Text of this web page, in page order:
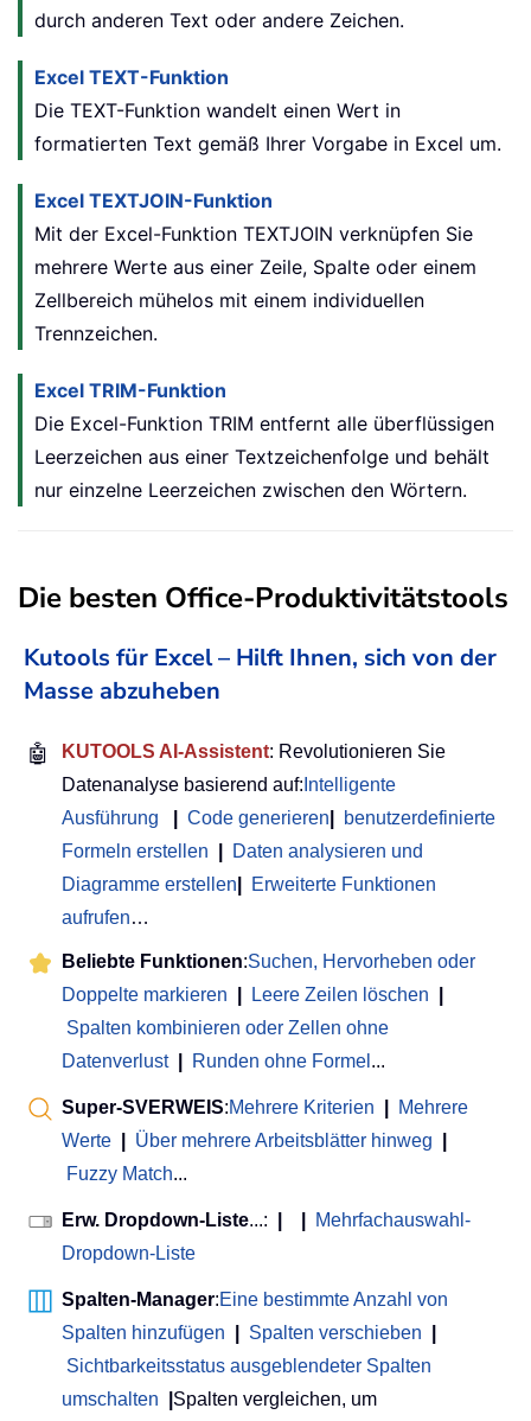
durch anderen Text oder andere Zeichen.
Excel TEXT-Funktion
Die TEXT-Funktion wandelt einen Wert in
formatierten Text gemäß Ihrer Vorgabe in Excel um.
Excel TEXTJOIN-Funktion
Mit der Excel-Funktion TEXTJOIN verknüpfen Sie
mehrere Werte aus einer Zeile, Spalte oder einem
Zellbereich mühelos mit einem individuellen
Trennzeichen.
Excel TRIM-Funktion
Die Excel-Funktion TRIM entfernt alle überflüssigen
Leerzeichen aus einer Textzeichenfolge und behält
nur einzelne Leerzeichen zwischen den Wörtern.
Die besten Office-Produktivitätstools
Kutools für Excel – Hilft Ihnen, sich von der
Masse abzuheben
🤖 KUTOOLS AI-Assistent: Revolutionieren Sie
Datenanalyse basierend auf: Intelligente
Ausführung
Code generieren
benutzerdefinierte
Formeln erstellen
Daten analysieren und
Diagramme erstellen
Erweiterte Funktionen
aufrufen…
Beliebte Funktionen:Suchen, Hervorheben oder
Doppelte markieren
Leere Zeilen löschen
Spalten kombinieren oder Zellen ohne
Datenverlust
Runden ohne Formel ...
Super-SVERWEIS:Mehrere Kriterien
Mehrere
Werte
Über mehrere Arbeitsblätter hinweg
Fuzzy Match...
Erw. Dropdown-Liste...:
Mehrfachauswahl-
Dropdown-Liste
Spalten-Manager:Eine bestimmte Anzahl von
Spalten hinzufügen
Spalten verschieben
Sichtbarkeitsstatus ausgeblendeter Spalten
umschalten
Spalten vergleichen, um